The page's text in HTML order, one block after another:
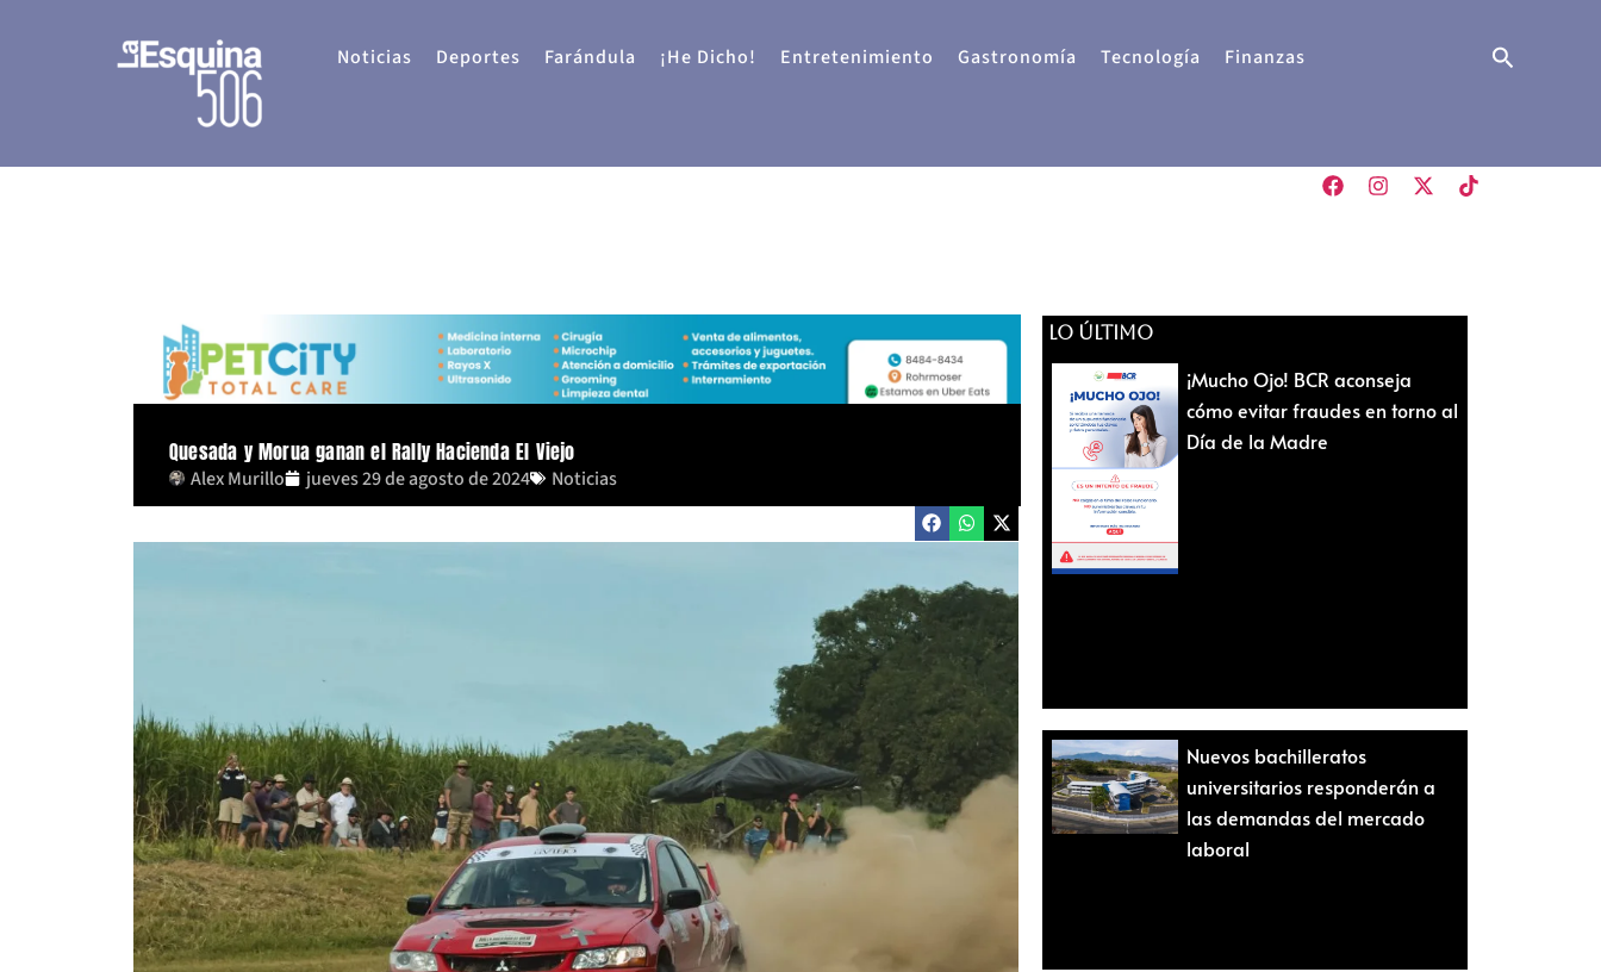
Noticias Deportes Farándula ¡He Dicho! Entretenimiento Gastronomía Tecnología Finanzas Buscar
Quesada y Morua ganan el Rally Hacienda El Viejo
Alex Murillo jueves 29 de agosto de 2024 Noticias
LO ÚLTIMO
¡Mucho Ojo! BCR aconseja
cómo evitar fraudes en torno al
Día de la Madre
Nuevos bachilleratos
universitarios responderán a
las demandas del mercado
laboral